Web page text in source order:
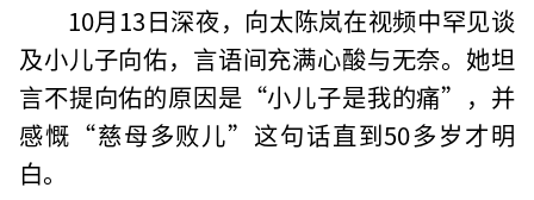
10月13日深夜，向太陈岚在视频中罕见谈
及小儿子向佑，言语间充满心酸与无奈。她坦
言不提向佑的原因是“小儿子是我的痛”，并
感慨“慈母多败儿”这句话直到50多岁才明
白。